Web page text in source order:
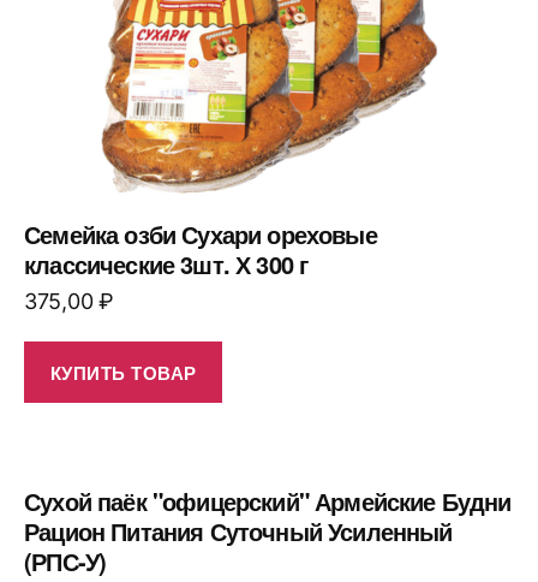
Семейка озби Сухари ореховые
классические 3шт. Х 300 г
375,00₽
КУПИТЬ ТОВАР
Сухой паёк "офицерский" Армейские Будни
Рацион Питания Суточный Усиленный
(РПС-У)